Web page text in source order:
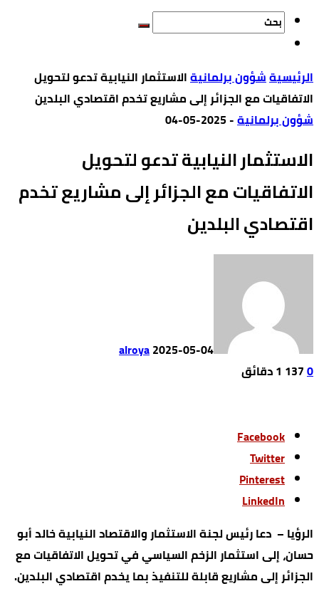
‫الرئيسية‬شؤون برلمانيةالاستثمار النيابية تدعو لتحويل
الاتفاقيات مع الجزائر إلى مشاريع تخدم اقتصادي البلدين
شؤون برلمانية-
2025-05-04
الاستثمار النيابية تدعو لتحويل
الاتفاقيات مع الجزائر إلى مشاريع تخدم
اقتصادي البلدين
alroya2025-05-04
0
137 1 ‫دقائق‬
Facebook
Twitter
Pinterest
LinkedIn
الرؤيا – دعا رئيس لجنة الاستثمار والاقتصاد النيابية خالد أبو
حسان، إلى استثمار الزخم السياسي في تحويل الاتفاقيات مع
الجزائر إلى مشاريع قابلة للتنفيذ بما يخدم اقتصادي البلدين.